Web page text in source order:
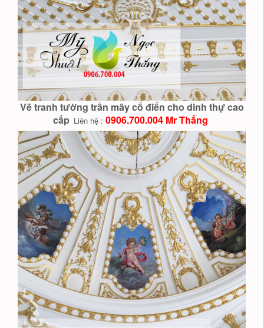
Vẽ tranh tường trần mây cổ điển cho dinh thự cao
cấp Liên hệ : 0906.700.004 Mr Thắng